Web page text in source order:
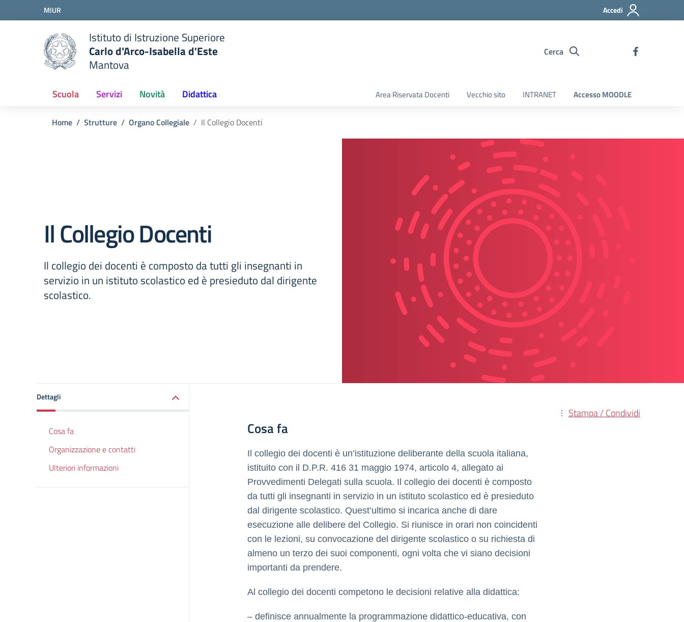
Vai ai contenuti
Vai al menu di navigazione
Vai al footer
MIUR Accedi
Istituto di Istruzione Superiore
Carlo d'Arco-Isabella d'Este
Mantova
Cerca
Area Riservata Docenti Vecchio sito INTRANET Accesso MOODLE
Scuola Servizi Novità Didattica
Home Strutture Organo Collegiale Il Collegio Docenti
Il Collegio Docenti
Il collegio dei docenti è composto da tutti gli insegnanti in
servizio in un istituto scolastico ed è presieduto dal dirigente
scolastico.
Dettagli
Cosa fa
Organizzazione e contatti
Ulteriori informazioni
Stampa / Condividi
Cosa fa
Il collegio dei docenti è un’istituzione deliberante della scuola italiana,
istituito con il D.P.R. 416 31 maggio 1974, articolo 4, allegato ai
Provvedimenti Delegati sulla scuola. Il collegio dei docenti è composto
da tutti gli insegnanti in servizio in un istituto scolastico ed è presieduto
dal dirigente scolastico. Quest’ultimo si incarica anche di dare
esecuzione alle delibere del Collegio. Si riunisce in orari non coincidenti
con le lezioni, su convocazione del dirigente scolastico o su richiesta di
almeno un terzo dei suoi componenti, ogni volta che vi siano decisioni
importanti da prendere.
Al collegio dei docenti competono le decisioni relative alla didattica:
– definisce annualmente la programmazione didattico-educativa, con